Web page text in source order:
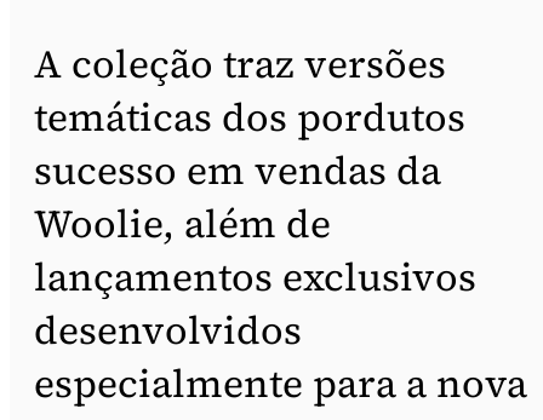
A coleção traz versões
temáticas dos pordutos
sucesso em vendas da
Woolie, além de
lançamentos exclusivos
desenvolvidos
especialmente para a nova